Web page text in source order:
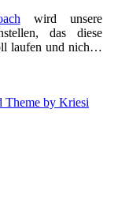
wird unsere
das diese
laufen und nich…
Theme by Kriesi